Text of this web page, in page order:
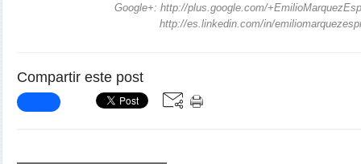
Google+: http://plus.google.com/
http://es.linkedin.com/in/
Compartir este post